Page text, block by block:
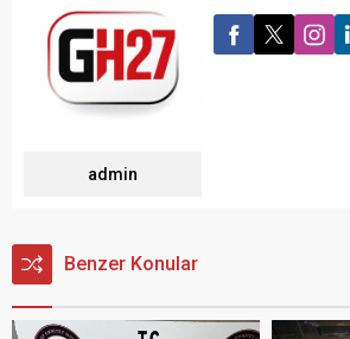
admin
Benzer Konular